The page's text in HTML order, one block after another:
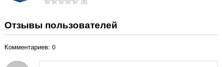
к
о
е
н
:
г
ц
0
Отзывы пользователей
Комментариев: 0